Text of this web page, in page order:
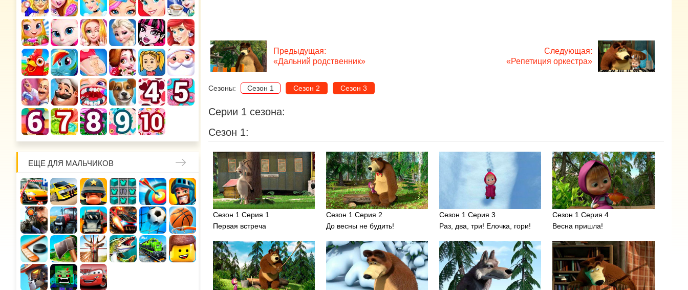
ЕЩЕ ДЛЯ МАЛЬЧИКОВ
Предыдущая:
«Дальний родственник»
Следующая:
«Репетиция оркестра»
Сезоны: Сезон 1 Сезон 2 Сезон 3
Серии 1 сезона:
Сезон 1:
Сезон 1 Серия 1
Первая встреча
Сезон 1 Серия 2
До весны не будить!
Сезон 1 Серия 3
Раз, два, три! Елочка, гори!
Сезон 1 Серия 4
Весна пришла!